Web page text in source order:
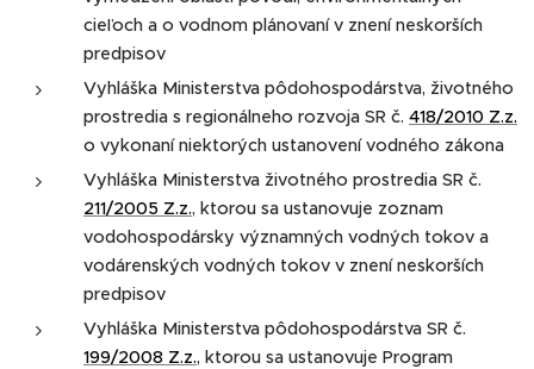
cieľoch a o vodnom plánovaní v znení neskorších
predpisov
Vyhláška Ministerstva pôdohospodárstva, životného
prostredia s regionálneho rozvoja SR č. 418/2010 Z.z.
o vykonaní niektorých ustanovení vodného zákona
Vyhláška Ministerstva životného prostredia SR č.
211/2005 Z.z., ktorou sa ustanovuje zoznam
vodohospodársky významných vodných tokov a
vodárenských vodných tokov v znení neskorších
predpisov
Vyhláška Ministerstva pôdohospodárstva SR č.
199/2008 Z.z., ktorou sa ustanovuje Program